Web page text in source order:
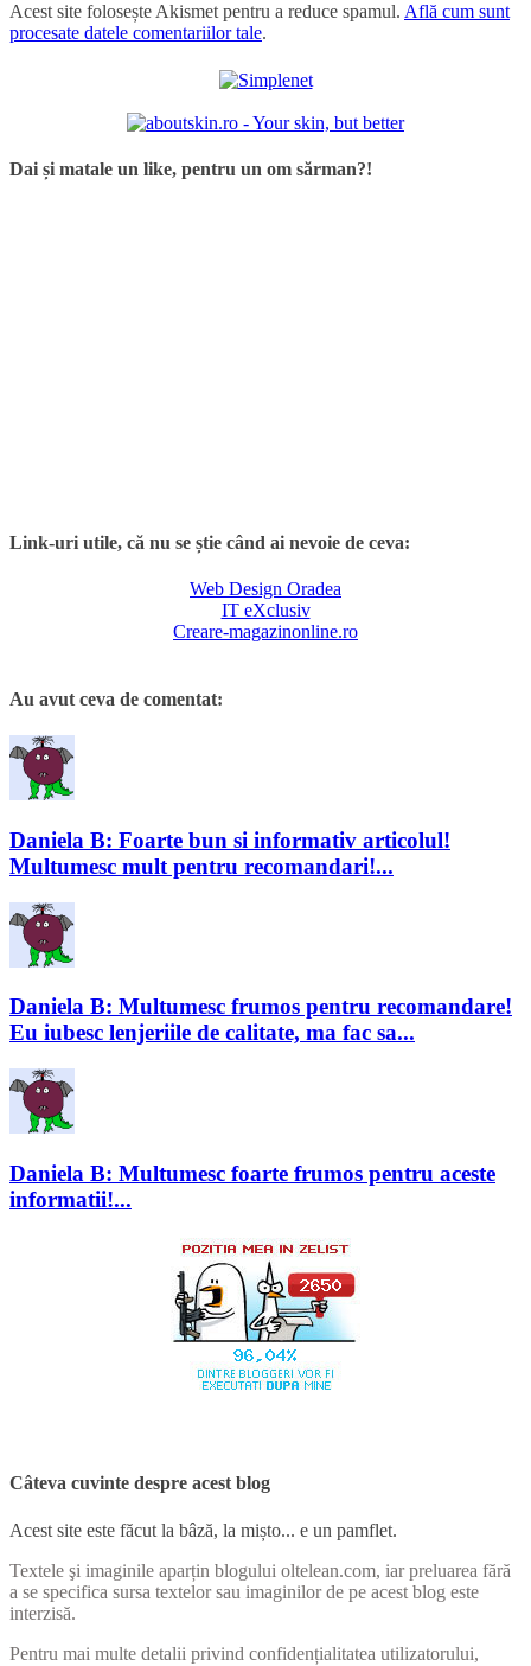
Acest site folosește Akismet pentru a reduce spamul. Află cum sunt
procesate datele comentariilor tale.
Dai și matale un like, pentru un om sărman?!
Link-uri utile, că nu se știe când ai nevoie de ceva:
Web Design Oradea
IT eXclusiv
Creare-magazinonline.ro
Au avut ceva de comentat:
Daniela B: Foarte bun si informativ articolul!
Multumesc mult pentru recomandari!...
Daniela B: Multumesc frumos pentru recomandare!
Eu iubesc lenjeriile de calitate, ma fac sa...
Daniela B: Multumesc foarte frumos pentru aceste
informatii!...
Câteva cuvinte despre acest blog
Acest site este făcut la bâză, la mișto... e un pamflet.
Textele şi imaginile aparțin blogului oltelean.com, iar preluarea fără
a se specifica sursa textelor sau imaginilor de pe acest blog este
interzisă.
Pentru mai multe detalii privind confidențialitatea utilizatorului,